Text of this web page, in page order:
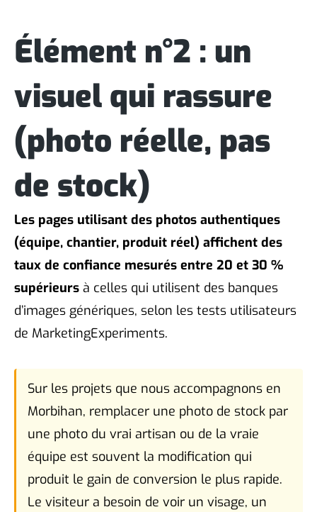
Élément n°2 : un
visuel qui rassure
(photo réelle, pas
de stock)
Les pages utilisant des photos authentiques
(équipe, chantier, produit réel) affichent des
taux de confiance mesurés entre 20 et 30 %
supérieurs à celles qui utilisent des banques
d’images génériques, selon les tests utilisateurs
de MarketingExperiments.
Sur les projets que nous accompagnons en
Morbihan, remplacer une photo de stock par
une photo du vrai artisan ou de la vraie
équipe est souvent la modification qui
produit le gain de conversion le plus rapide.
Le visiteur a besoin de voir un visage, un